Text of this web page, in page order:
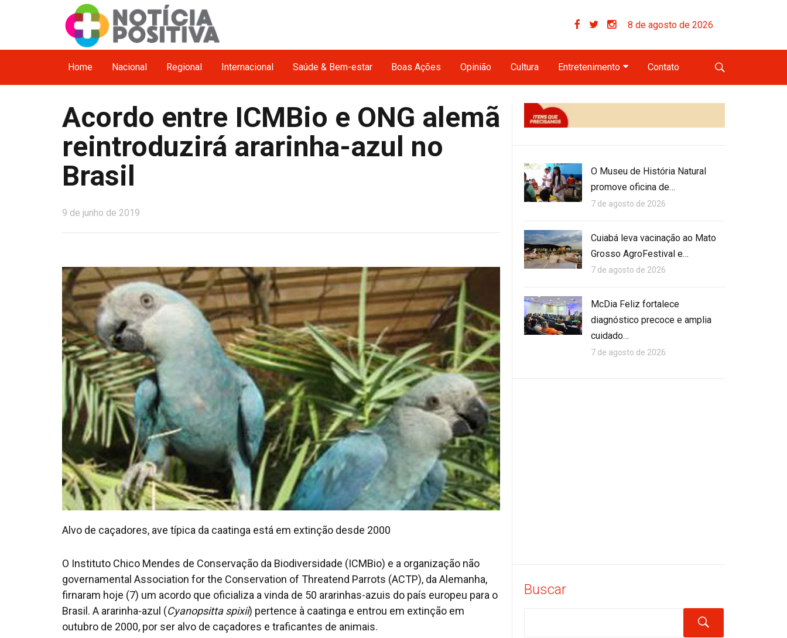
8 de agosto de 2026
Home Nacional Regional Internacional Saúde & Bem-estar Boas Ações Opinião Cultura Entretenimento Contato
Acordo entre ICMBio e ONG alemã
reintroduzirá ararinha-azul no
Brasil
9 de junho de 2019
Alvo de caçadores, ave típica da caatinga está em extinção desde 2000
O Instituto Chico Mendes de Conservação da Biodiversidade (ICMBio) e a organização não
governamental Association for the Conservation of Threatend Parrots (ACTP), da Alemanha,
firnaram hoje (7) um acordo que oficializa a vinda de 50 ararinhas-azuis do país europeu para o
Brasil. A ararinha-azul (Cyanopsitta spixii) pertence à caatinga e entrou em extinção em
outubro de 2000, por ser alvo de caçadores e traficantes de animais.
O Museu de História Natural
promove oficina de…
7 de agosto de 2026
Cuiabá leva vacinação ao Mato
Grosso AgroFestival e…
7 de agosto de 2026
McDia Feliz fortalece
diagnóstico precoce e amplia
cuidado…
7 de agosto de 2026
Buscar